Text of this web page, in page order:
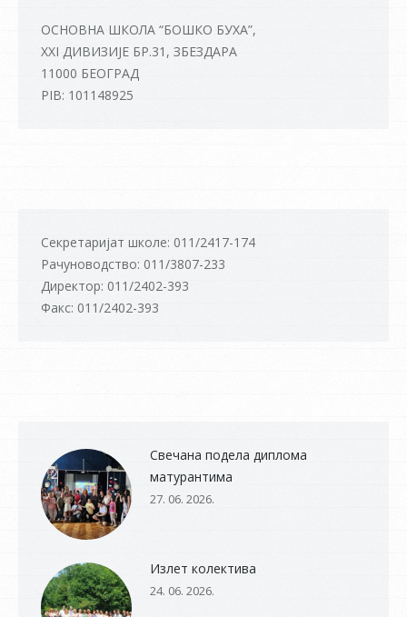
ОСНОВНА ШКОЛА “БОШКО БУХА”,
XXI ДИВИЗИЈЕ БР.31, ЗБЕЗДАРА
11000 БЕОГРАД
PIB: 101148925
Секретаријат школе: 011/2417-174
Рачуноводство: 011/3807-233
Директор: 011/2402-393
Факс: 011/2402-393
Свечана подела диплома
матурантима
27. 06. 2026.
Излет колектива
24. 06. 2026.